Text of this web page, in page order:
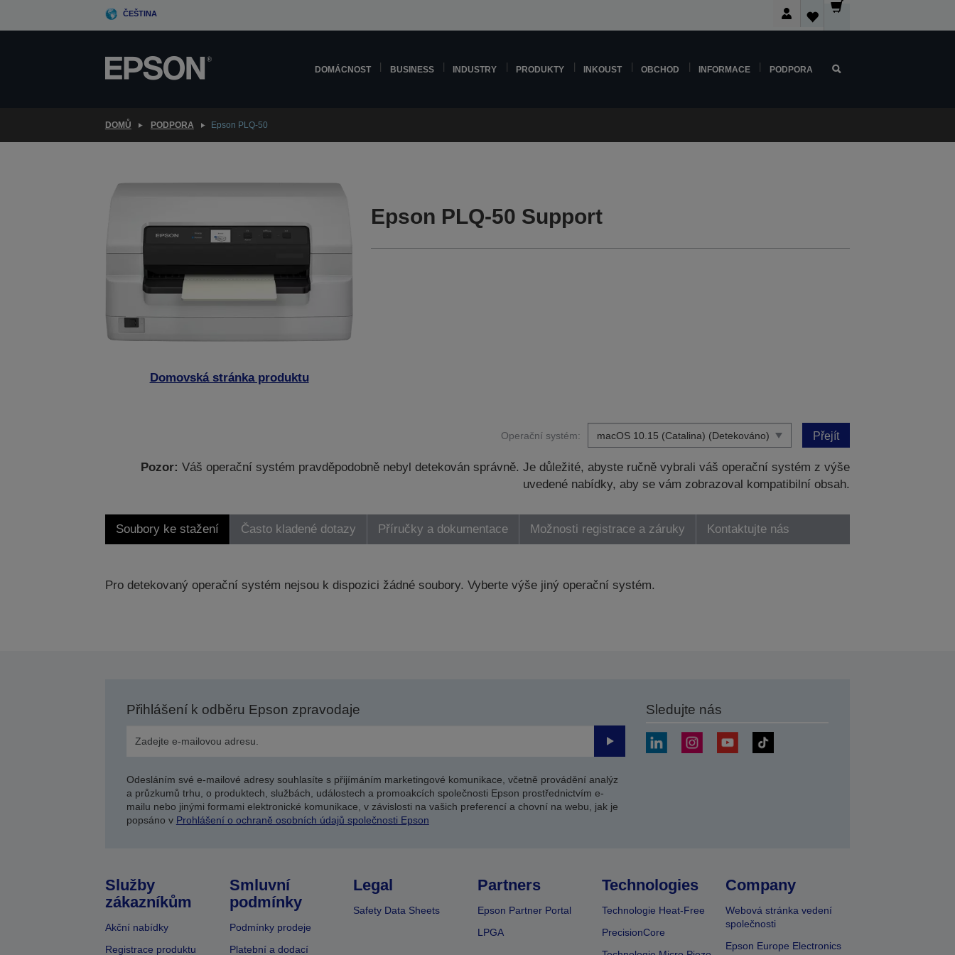
ČEŠTINA
DOMÁCNOST BUSINESS INDUSTRY PRODUKTY INKOUST OBCHOD INFORMACE PODPORA
DOMŮ PODPORA Epson PLQ-50
Domovská stránka produktu
Epson PLQ-50 Support
Operační systém: Přejít
Pozor: Váš operační systém pravděpodobně nebyl detekován správně. Je důležité, abyste ručně vybrali váš operační systém z výše
uvedené nabídky, aby se vám zobrazoval kompatibilní obsah.
Soubory ke stažení Často kladené dotazy Příručky a dokumentace Možnosti registrace a záruky Kontaktujte nás
Pro detekovaný operační systém nejsou k dispozici žádné soubory. Vyberte výše jiný operační systém.
Přihlášení k odběru Epson zpravodaje
Odeslat
Odesláním své e-mailové adresy souhlasíte s přijímáním marketingové komunikace, včetně provádění analýz
a průzkumů trhu, o produktech, službách, událostech a promoakcích společnosti Epson prostřednictvím e-
mailu nebo jinými formami elektronické komunikace, v závislosti na vašich preferencí a chovní na webu, jak je
popsáno v Prohlášení o ochraně osobních údajů společnosti Epson
Sledujte nás
Služby
zákazníkům
Akční nabídky
Registrace produktu
Smluvní
podmínky
Podmínky prodeje
Platební a dodací
Legal
Safety Data Sheets
Partners
Epson Partner Portal
LPGA
Technologies
Technologie Heat-Free
PrecisionCore
Company
Webová stránka vedení
společnosti
Epson Europe Electronics